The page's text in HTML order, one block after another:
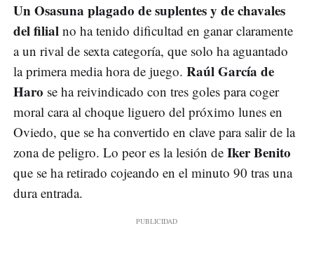
Un Osasuna plagado de suplentes y de chavales
del filial no ha tenido dificultad en ganar claramente
a un rival de sexta categoría, que solo ha aguantado
la primera media hora de juego. Raúl García de
Haro se ha reivindicado con tres goles para coger
moral cara al choque liguero del próximo lunes en
Oviedo, que se ha convertido en clave para salir de la
zona de peligro. Lo peor es la lesión de Iker Benito
que se ha retirado cojeando en el minuto 90 tras una
dura entrada.